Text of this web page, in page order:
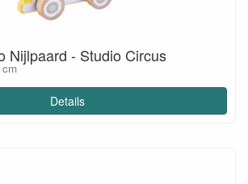
Nijlpaard - Studio Circus
Details